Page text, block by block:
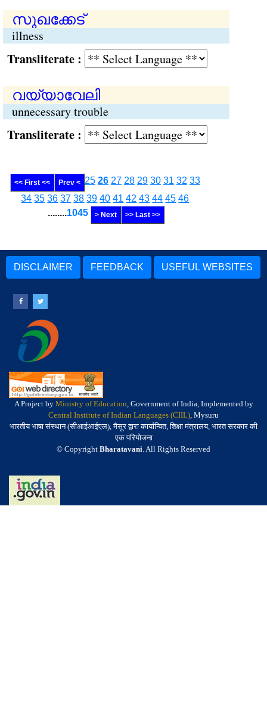
സുഖക്കേട്
illness
:
വയ്യാവേലി
unnecessary trouble
:
<< First << Prev < 25 26 27 28 29 30 31 32 33
34 35 36 37 38 39 40 41 42 43 44 45 46
........1045 > Next >> Last >>
DISCLAIMER FEEDBACK USEFUL WEBSITES
A Project by Ministry of Education, Government of India, Implemented by
Central Institute of Indian Languages (CIIL), Mysuru
भारतीय भाषा संस्थान (सीआईआईएल), मैसूर द्वारा कार्यान्वित, शिक्षा मंत्रालय, भारत सरकार की
एक परियोजना
© Copyright Bharatavani. All Rights Reserved